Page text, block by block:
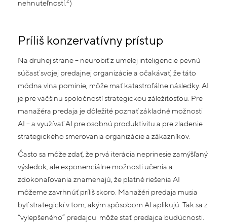
nehnuteľností. )
Príliš konzervatívny prístup
Na druhej strane – neurobiť z umelej inteligencie pevnú
súčasť svojej predajnej organizácie a očakávať, že táto
módna vlna pominie, môže mať katastrofálne následky. AI
je pre väčšinu spoločností strategickou záležitosťou. Pre
manažéra predaja je dôležité poznať základné možnosti
AI – a využívať AI pre osobnú produktivitu a pre zladenie
strategického smerovania organizácie a zákazníkov.
Často sa môže zdať, že prvá iterácia neprinesie zamýšľaný
výsledok, ale exponenciálne možnosti učenia a
zdokonaľovania znamenajú, že platné riešenia AI
môžeme zavrhnúť príliš skoro. Manažéri predaja musia
byť strategickí v tom, akým spôsobom AI aplikujú. Tak sa z
“vylepšeného” predajcu môže stať predajca budúcnosti.